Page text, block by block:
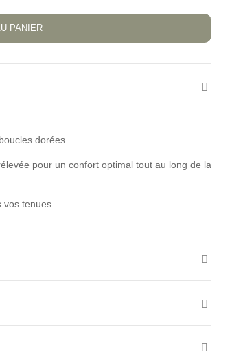
PANIER
dorées
pour un confort optimal tout au long de la
vos tenues